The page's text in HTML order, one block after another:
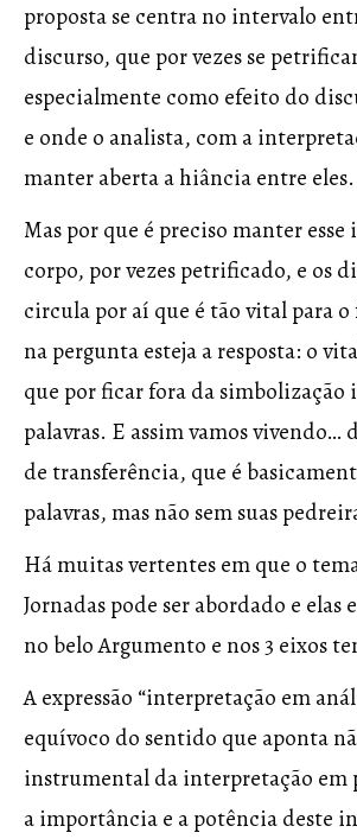
proposta se centra no intervalo
discurso, que por vezes se
especialmente como efeito do
e onde o analista, com a
manter aberta a hiância entre eles.
Mas por que é preciso manter
corpo, por vezes petrificado, e os
circula por aí que é tão vital para o
na pergunta esteja a resposta: o
que por ficar fora da simbolização
palavras. E assim vamos vivendo…
de transferência, que é
palavras, mas não sem suas
Há muitas vertentes em que o
Jornadas pode ser abordado e elas
no belo Argumento e nos 3 eixos
A expressão “interpretação em
equívoco do sentido que aponta
instrumental da interpretação em
a importância e a potência deste